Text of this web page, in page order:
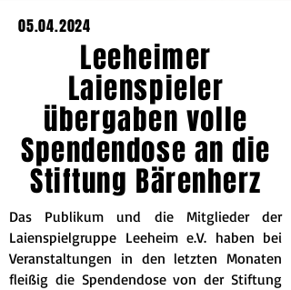
05.04.2024
Leeheimer
Laienspieler
übergaben volle
Spendendose an die
Stiftung Bärenherz
Das Publikum und die Mitglieder der
Laienspielgruppe Leeheim e.V. haben bei
Veranstaltungen in den letzten Monaten
fleißig die Spendendose von der Stiftung